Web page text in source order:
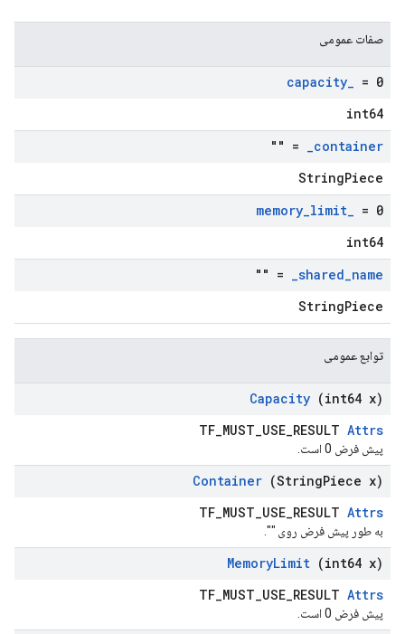
صفات عمومی
capacity_ = 0
int64
container
_
= ""
StringPiece
memory_limit_ = 0
int64
shared_name
_
= ""
StringPiece
توابع عمومی
Capacity (int64 x)
TF_MUST_USE_RESULT Attrs
پیش فرض 0 است.
Container (StringPiece x)
TF_MUST_USE_RESULT Attrs
به طور پیش فرض روی "".
MemoryLimit (int64 x)
TF_MUST_USE_RESULT Attrs
پیش فرض 0 است.